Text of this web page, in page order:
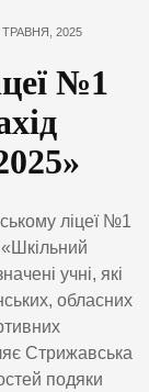
ТРАВНЯ, 2025
№1
ліцеї №1
учні, які
обласних
Стрижавська
подяки